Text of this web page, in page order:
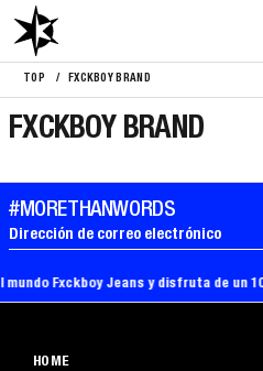
TOP / FXCKBOY BRAND
FXCKBOY BRAND
#MORETHANWORDS
Fxckboy Jeans y disfruta de un
HOME